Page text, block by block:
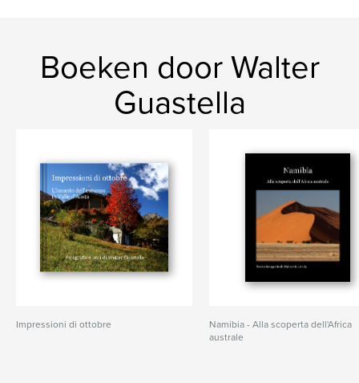
Boeken door Walter
Guastella
Impressioni di ottobre
Namibia - Alla scoperta dell'Africa
australe